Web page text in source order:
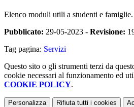
Elenco moduli utili a studenti e famiglie.
Pubblicato: 29-05-2023 - Revisione:
Tag pagina: Servizi
Questo sito o gli strumenti terzi da
cookie necessari al funzionamento ed
COOKIE POLICY.
Personalizza Rifiuta tutti i cookies